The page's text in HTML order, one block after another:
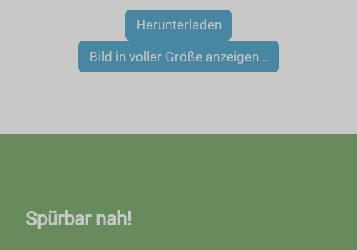
Herunterladen
Bild in voller Größe anzeigen…
Spürbar nah!